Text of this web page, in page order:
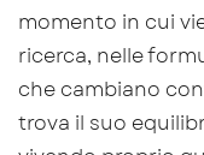
momento in cui
ricerca, nelle
che cambiano
trova il suo